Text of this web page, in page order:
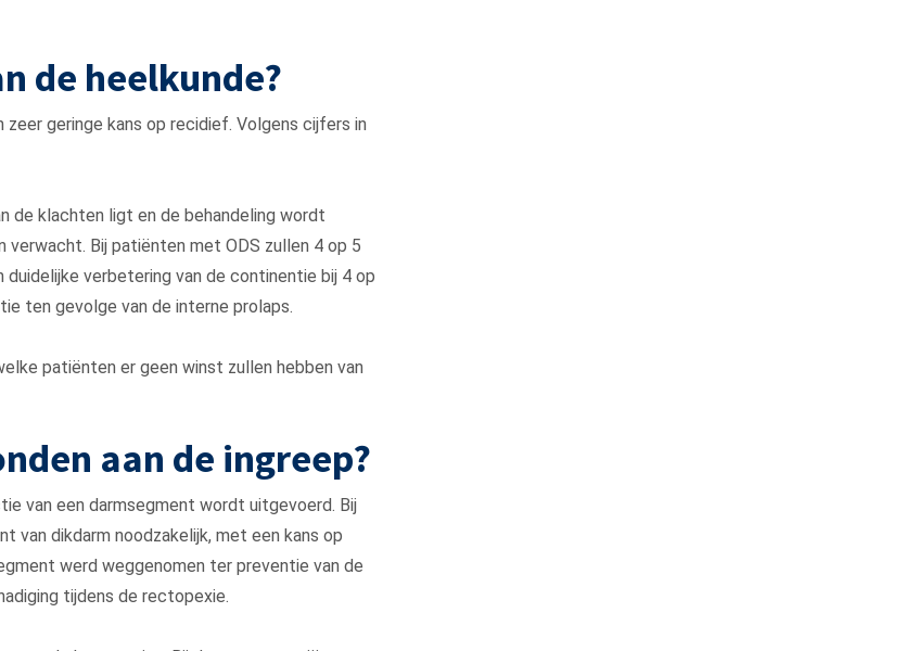
de heelkunde?
geringe kans op recidief. Volgens cijfers in
de klachten ligt en de behandeling wordt
Bij patiënten met ODS zullen 4 op 5
verbetering van de continentie bij 4 op
ten gevolge van de interne prolaps.
patiënten er geen winst zullen hebben van
aan de ingreep?
van een darmsegment wordt uitgevoerd. Bij
van dikdarm noodzakelijk, met een kans op
werd weggenomen ter preventie van de
tijdens de rectopexie.